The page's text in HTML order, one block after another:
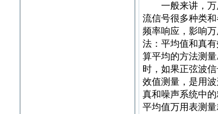
一般来讲，万
流信号很多种类
频率响应，影响
法：平均值和真
算平均的方法测
时，如果正弦波
效值测量，是用
真和噪声系统中
平均值万用表测